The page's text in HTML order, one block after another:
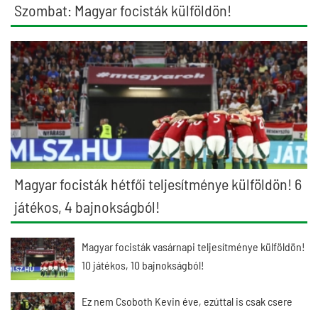
Szombat: Magyar focisták külföldön!
Magyar focisták hétfői teljesítménye külföldön! 6
játékos, 4 bajnokságból!
Magyar focisták vasárnapi teljesítménye külföldön!
10 játékos, 10 bajnokságból!
Ez nem Csoboth Kevin éve, ezúttal is csak csere